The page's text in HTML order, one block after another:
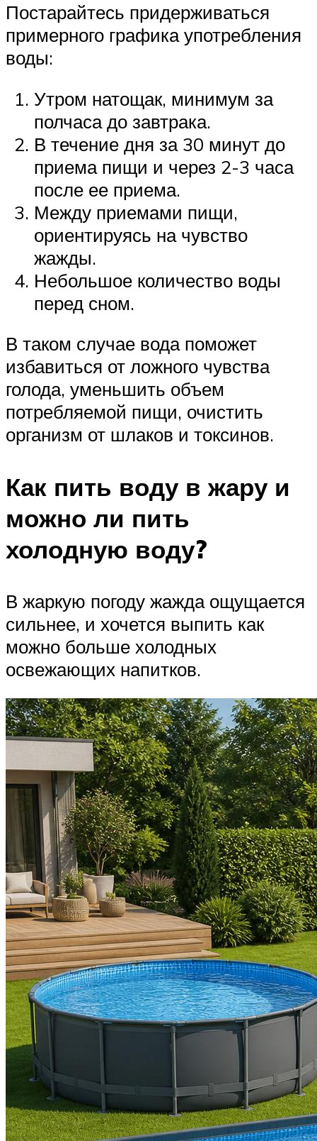
Постарайтесь придерживаться
примерного графика употребления
воды:
Утром натощак, минимум за
полчаса до завтрака.
В течение дня за 30 минут до
приема пищи и через 2-3 часа
после ее приема.
Между приемами пищи,
ориентируясь на чувство
жажды.
Небольшое количество воды
перед сном.
В таком случае вода поможет
избавиться от ложного чувства
голода, уменьшить объем
потребляемой пищи, очистить
организм от шлаков и токсинов.
Как пить воду в жару и
можно ли пить
холодную воду?
В жаркую погоду жажда ощущается
сильнее, и хочется выпить как
можно больше холодных
освежающих напитков.